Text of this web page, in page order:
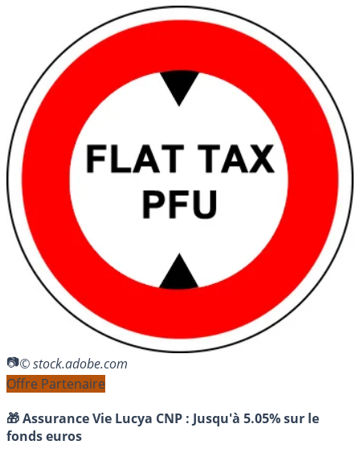
© stock.adobe.com
Offre Partenaire
🎁 Assurance Vie Lucya CNP : Jusqu'à 5.05% sur le
fonds euros